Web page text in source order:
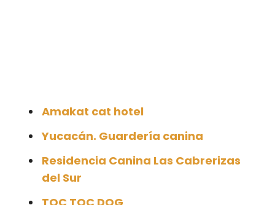
Amakat cat hotel
Yucacán. Guardería canina
Residencia Canina Las Cabrerizas
del Sur